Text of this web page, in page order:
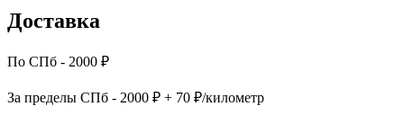
Доставка
По СПб - 2000 ₽
За пределы СПб - 2000 ₽ + 70 ₽/километр